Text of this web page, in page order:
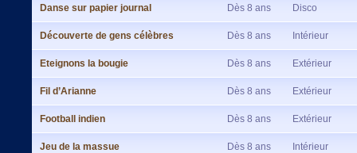
Danse sur papier journal Dès 8 ans Disco
Découverte de gens célèbres Dès 8 ans Intérieur
Eteignons la bougie Dès 8 ans Extérieur
Fil d’Arianne Dès 8 ans Extérieur
Football indien Dès 8 ans Extérieur
Jeu de la massue Dès 8 ans Intérieur